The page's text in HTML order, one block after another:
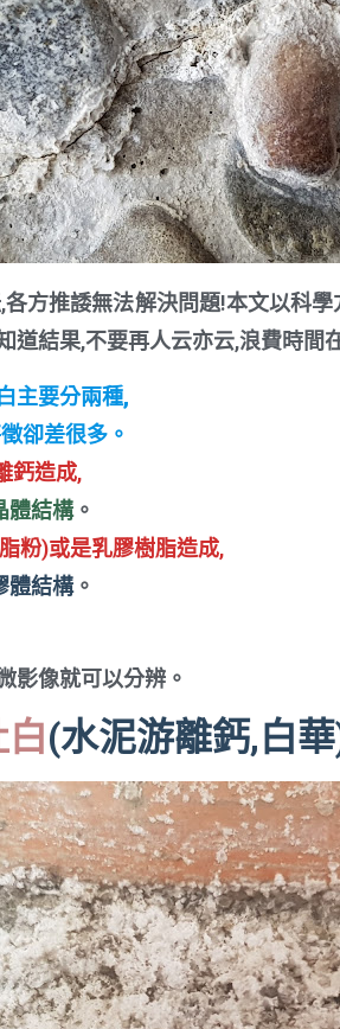
方推諉無法解決問題!本文以科
道結果,不要再人云亦云,浪費時間
主要分兩種,
卻差很多。
鈣造成,
體結構。
粉)或是乳膠樹脂造成,
體結構。
影像就可以分辨。
(水泥游離鈣,白